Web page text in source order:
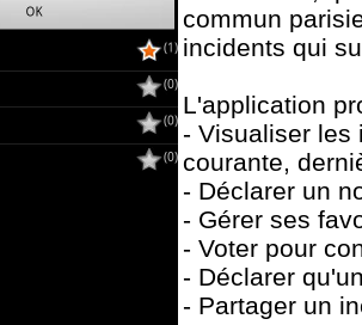
commun
incidents qui
L'application
- Visualiser les
courante,
- Déclarer un
- Gérer ses
- Voter pour
- Déclarer
- Partager un